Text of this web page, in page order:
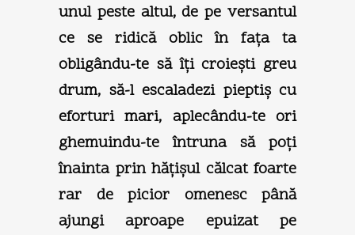
unul peste altul, de pe versantul
ce se ridică oblic în faţa ta
obligându-te să îţi croieşti greu
drum, să-l escaladezi pieptiş cu
eforturi mari, aplecându-te ori
ghemuindu-te întruna să poţi
înainta prin hăţişul călcat foarte
rar de picior omenesc până
ajungi aproape epuizat pe